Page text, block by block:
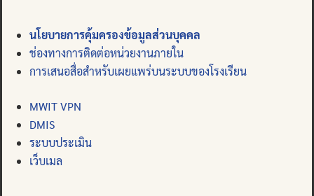
นโยบายการคุ้มครองข้อมูลส่วนบุคคล
ช่องทางการติดต่อหน่วยงานภายใน
การเสนอสื่อสำหรับเผยแพร่บนระบบของโรงเรียน
MWIT VPN
DMIS
ระบบประเมิน
เว็บเมล